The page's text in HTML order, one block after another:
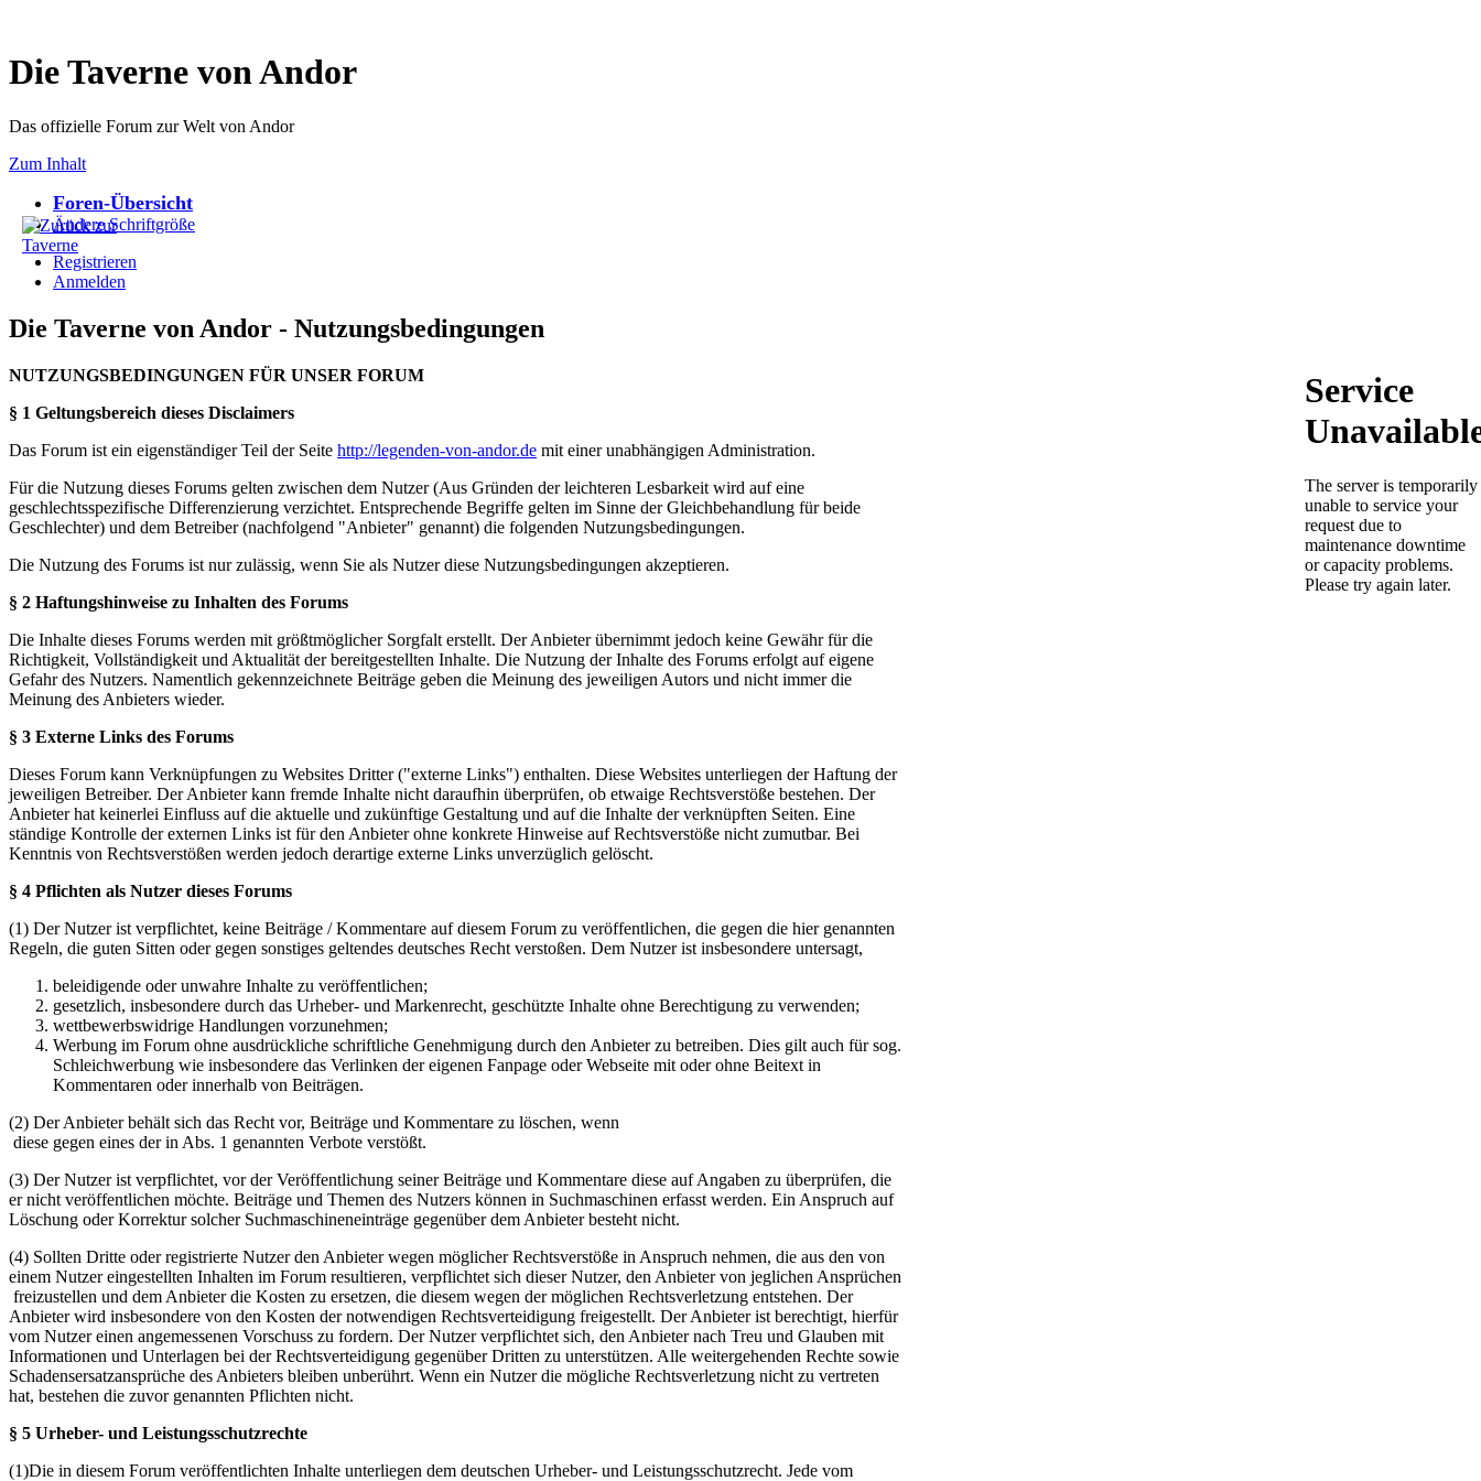
Die Taverne von Andor
Das offizielle Forum zur Welt von Andor
Zum Inhalt
Foren-Übersicht
Ändere Schriftgröße
Registrieren
Anmelden
Die Taverne von Andor - Nutzungsbedingungen
NUTZUNGSBEDINGUNGEN FÜR UNSER FORUM
§ 1 Geltungsbereich dieses Disclaimers
Das Forum ist ein eigenständiger Teil der Seite http://legenden-von-andor.de mit einer unabhängigen Administration.
Für die Nutzung dieses Forums gelten zwischen dem Nutzer (Aus Gründen der leichteren Lesbarkeit wird auf eine
geschlechtsspezifische Differenzierung verzichtet. Entsprechende Begriffe gelten im Sinne der Gleichbehandlung für beide
Geschlechter) und dem Betreiber (nachfolgend "Anbieter" genannt) die folgenden Nutzungsbedingungen.
Die Nutzung des Forums ist nur zulässig, wenn Sie als Nutzer diese Nutzungsbedingungen akzeptieren.
§ 2 Haftungshinweise zu Inhalten des Forums
Die Inhalte dieses Forums werden mit größtmöglicher Sorgfalt erstellt. Der Anbieter übernimmt jedoch keine Gewähr für die
Richtigkeit, Vollständigkeit und Aktualität der bereitgestellten Inhalte. Die Nutzung der Inhalte des Forums erfolgt auf eigene
Gefahr des Nutzers. Namentlich gekennzeichnete Beiträge geben die Meinung des jeweiligen Autors und nicht immer die
Meinung des Anbieters wieder.
§ 3 Externe Links des Forums
Dieses Forum kann Verknüpfungen zu Websites Dritter ("externe Links") enthalten. Diese Websites unterliegen der Haftung der
jeweiligen Betreiber. Der Anbieter kann fremde Inhalte nicht daraufhin überprüfen, ob etwaige Rechtsverstöße bestehen. Der
Anbieter hat keinerlei Einfluss auf die aktuelle und zukünftige Gestaltung und auf die Inhalte der verknüpften Seiten. Eine
ständige Kontrolle der externen Links ist für den Anbieter ohne konkrete Hinweise auf Rechtsverstöße nicht zumutbar. Bei
Kenntnis von Rechtsverstößen werden jedoch derartige externe Links unverzüglich gelöscht.
§ 4 Pflichten als Nutzer dieses Forums
(1) Der Nutzer ist verpflichtet, keine Beiträge / Kommentare auf diesem Forum zu veröffentlichen, die gegen die hier genannten
Regeln, die guten Sitten oder gegen sonstiges geltendes deutsches Recht verstoßen. Dem Nutzer ist insbesondere untersagt,
beleidigende oder unwahre Inhalte zu veröffentlichen;
gesetzlich, insbesondere durch das Urheber- und Markenrecht, geschützte Inhalte ohne Berechtigung zu verwenden;
wettbewerbswidrige Handlungen vorzunehmen;
Werbung im Forum ohne ausdrückliche schriftliche Genehmigung durch den Anbieter zu betreiben. Dies gilt auch für sog.
Schleichwerbung wie insbesondere das Verlinken der eigenen Fanpage oder Webseite mit oder ohne Beitext in
Kommentaren oder innerhalb von Beiträgen.
(2) Der Anbieter behält sich das Recht vor, Beiträge und Kommentare zu löschen, wenn
diese gegen eines der in Abs. 1 genannten Verbote verstößt.
(3) Der Nutzer ist verpflichtet, vor der Veröffentlichung seiner Beiträge und Kommentare diese auf Angaben zu überprüfen, die
er nicht veröffentlichen möchte. Beiträge und Themen des Nutzers können in Suchmaschinen erfasst werden. Ein Anspruch auf
Löschung oder Korrektur solcher Suchmaschineneinträge gegenüber dem Anbieter besteht nicht.
(4) Sollten Dritte oder registrierte Nutzer den Anbieter wegen möglicher Rechtsverstöße in Anspruch nehmen, die aus den von
einem Nutzer eingestellten Inhalten im Forum resultieren, verpflichtet sich dieser Nutzer, den Anbieter von jeglichen Ansprüchen
freizustellen und dem Anbieter die Kosten zu ersetzen, die diesem wegen der möglichen Rechtsverletzung entstehen. Der
Anbieter wird insbesondere von den Kosten der notwendigen Rechtsverteidigung freigestellt. Der Anbieter ist berechtigt, hierfür
vom Nutzer einen angemessenen Vorschuss zu fordern. Der Nutzer verpflichtet sich, den Anbieter nach Treu und Glauben mit
Informationen und Unterlagen bei der Rechtsverteidigung gegenüber Dritten zu unterstützen. Alle weitergehenden Rechte sowie
Schadensersatzansprüche des Anbieters bleiben unberührt. Wenn ein Nutzer die mögliche Rechtsverletzung nicht zu vertreten
hat, bestehen die zuvor genannten Pflichten nicht.
§ 5 Urheber- und Leistungsschutzrechte
(1)Die in diesem Forum veröffentlichten Inhalte unterliegen dem deutschen Urheber- und Leistungsschutzrecht. Jede vom